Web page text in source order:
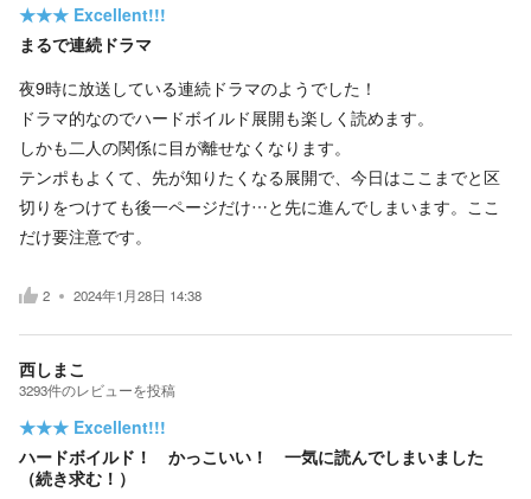
★★★ Excellent!!!
まるで連続ドラマ
夜9時に放送している連続ドラマのようでした！
ドラマ的なのでハードボイルド展開も楽しく読めます。
しかも二人の関係に目が離せなくなります。
テンポもよくて、先が知りたくなる展開で、今日はここまでと区
切りをつけても後一ページだけ…と先に進んでしまいます。ここ
だけ要注意です。
2 2024年1月28日 14:38
西しまこ
3293件のレビューを投稿
★★★ Excellent!!!
ハードボイルド！ かっこいい！ 一気に読んでしまいました
（続き求む！）